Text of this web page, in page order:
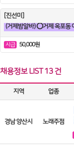
[진선미]
시급 50,000원
채용정보 LIST 13 건
지역 업종
경남 양산시 노래주점